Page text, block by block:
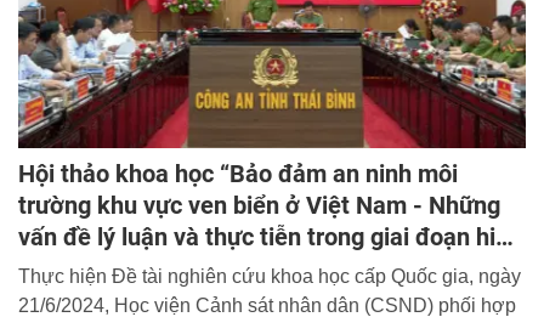
Hội thảo khoa học “Bảo đảm an ninh môi
trường khu vực ven biển ở Việt Nam - Những
vấn đề lý luận và thực tiễn trong giai đoạn hiện
nay”
Thực hiện Đề tài nghiên cứu khoa học cấp Quốc gia, ngày
21/6/2024, Học viện Cảnh sát nhân dân (CSND) phối hợp